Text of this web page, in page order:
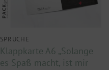
SPRÜCHE
Klappkarte A6 „Solange
es Spaß macht, ist mir